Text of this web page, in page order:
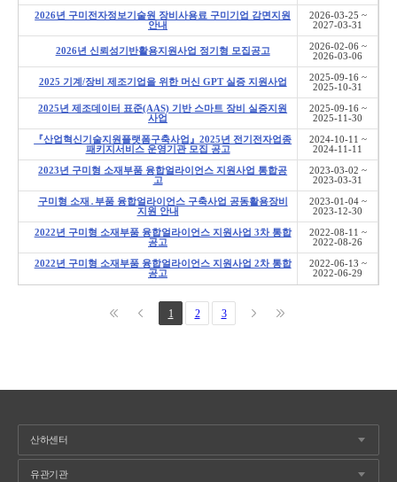
2026년 구미전자정보기술원 장비사용료 구미기업 감면지원
안내
2026-03-25 ~
2027-03-31
2026년 신뢰성기반활용지원사업 정기형 모집공고
2026-02-06 ~
2026-03-06
2025 기계/장비 제조기업을 위한 머신 GPT 실증 지원사업
2025-09-16 ~
2025-10-31
2025년 제조데이터 표준(AAS) 기반 스마트 장비 실증지원
사업
2025-09-16 ~
2025-11-30
『산업혁신기술지원플랫폼구축사업』2025년 전기전자업종
패키지서비스 운영기관 모집 공고
2024-10-11 ~
2024-11-11
2023년 구미형 소재부품 융합얼라이언스 지원사업 통합공
고
2023-03-02 ~
2023-03-31
구미형 소재․부품 융합얼라이언스 구축사업 공동활용장비
지원 안내
2023-01-04 ~
2023-12-30
2022년 구미형 소재부품 융합얼라이언스 지원사업 3차 통합
공고
2022-08-11 ~
2022-08-26
2022년 구미형 소재부품 융합얼라이언스 지원사업 2차 통합
공고
2022-06-13 ~
2022-06-29
1 2 3